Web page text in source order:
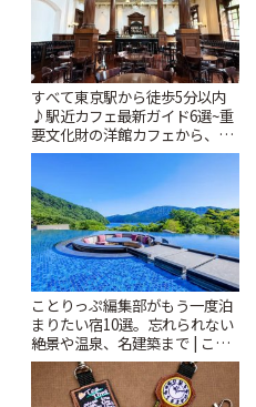
すべて東京駅から徒歩5分以内
♪駅近カフェ最新ガイド6選~重
要文化財の洋館カフェから、改
札すぐのレトロ喫茶まで~ | こと
ことりっぷ編集部がもう一度泊
まりたい宿10選。忘れられない
絶景や温泉、名建築まで | こと
りっぷ